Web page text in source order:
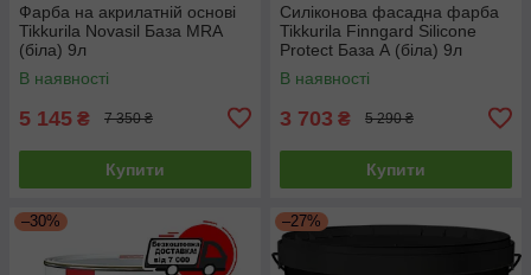
Фарба на акрилатній основі
Tikkurila Novasil База MRA
(біла) 9л
В наявності
5 145 ₴ 7 350 ₴
Купити
Силіконова фасадна фарба
Tikkurila Finngard Silicone
Protect База А (біла) 9л
В наявності
3 703 ₴ 5 290 ₴
Купити
–30% –27%